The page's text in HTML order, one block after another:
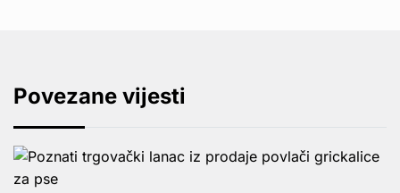
Povezane vijesti